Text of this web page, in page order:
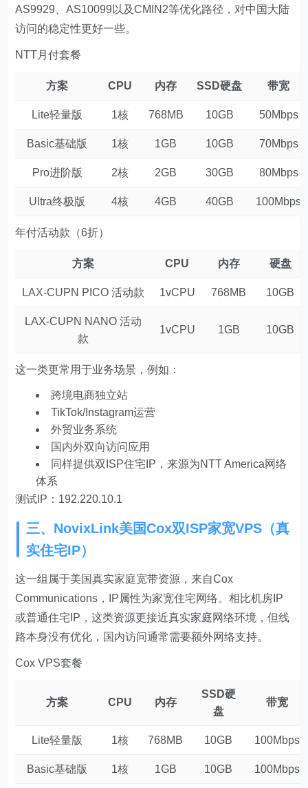
AS9929、AS10099以及CMIN2等优化路径，对中国大陆
访问的稳定性更好一些。
NTT月付套餐
方案 CPU 内存 SSD硬盘 带宽
Lite轻量版 1核 768MB 10GB 50Mbps
Basic基础版 1核 1GB 10GB 70Mbps
Pro进阶版 2核 2GB 30GB 80Mbps
Ultra终极版 4核 4GB 40GB 100Mbps
年付活动款（6折）
方案 CPU 内存 硬盘
LAX-CUPN PICO 活动款 1vCPU 768MB 10GB
LAX-CUPN NANO 活动
款
1vCPU 1GB 10GB
这一类更常用于业务场景，例如：
跨境电商独立站
TikTok/Instagram运营
外贸业务系统
国内外双向访问应用
同样提供双ISP住宅IP，来源为NTT America网络
体系
测试IP：192.220.10.1
三、NovixLink美国Cox双ISP家宽VPS（真
实住宅IP）
这一组属于美国真实家庭宽带资源，来自Cox
Communications，IP属性为家宽住宅网络。相比机房IP
或普通住宅IP，这类资源更接近真实家庭网络环境，但线
路本身没有优化，国内访问通常需要额外网络支持。
Cox VPS套餐
方案 CPU 内存
SSD硬
盘
带宽
Lite轻量版 1核 768MB 10GB 100Mbps
Basic基础版 1核 1GB 10GB 100Mbps